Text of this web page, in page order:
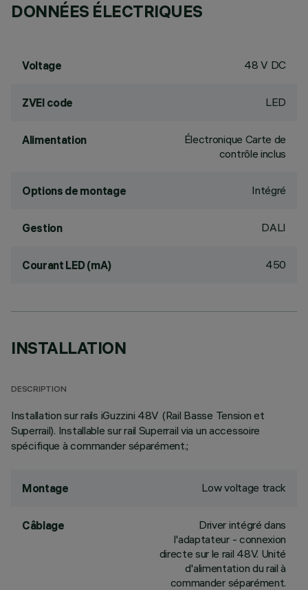
DONNÉES ÉLECTRIQUES
Voltage 48 V DC
ZVEI code LED
Alimentation
Électronique Carte de
contrôle inclus
Options de montage Intégré
Gestion DALI
Courant LED (mA) 450
INSTALLATION
DESCRIPTION
Installation sur rails iGuzzini 48V (Rail Basse Tension et
Superrail). Installable sur rail Superrail via un accessoire
spécifique à commander séparément.;
Montage Low voltage track
Câblage
Driver intégré dans
l'adaptateur - connexion
directe sur le rail 48V. Unité
d'alimentation du rail à
commander séparément.